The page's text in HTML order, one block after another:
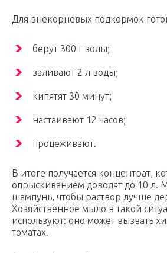
Для внекорневых подкормок
берут 300 г золы;
заливают 2 л воды;
кипятят 30 минут;
настаивают 12 часов;
процеживают.
В итоге получается концентрат,
опрыскиванием доводят до 10 л.
шампунь, чтобы раствор лучше
Хозяйственное мыло в такой
используют: оно может вызвать
томатах.